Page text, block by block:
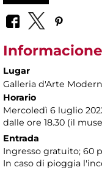
Lugar
Galleria d'Arte
Horario
Mercoledì 6 luglio
dalle ore 18.30 (il
Entrada
Ingresso gratuito; 60
In caso di pioggia